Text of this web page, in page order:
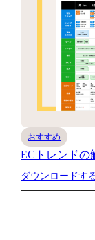
おすすめ
ECトレンドの
ダウンロードす